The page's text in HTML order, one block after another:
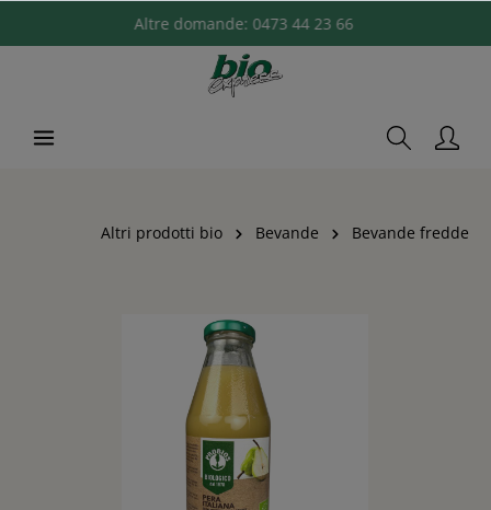
Altre domande: 0473 44 23 66
Altri prodotti bio Bevande Bevande fredde